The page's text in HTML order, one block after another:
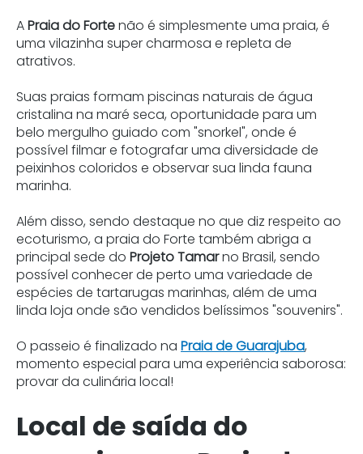
APraia do Fortenão é simplesmente uma praia, é
uma vilazinha super charmosa e repleta de
atrativos.
Suas praias formam piscinas naturais de água
cristalina na maré seca, oportunidade para um
belo mergulho guiado com "snorkel", onde é
possível filmar e fotografar uma diversidade de
peixinhos coloridos e observar sua linda fauna
marinha.
Além disso, sendo destaque no que diz respeito ao
ecoturismo, a praia do Forte também abriga a
principal sede do Projeto Tamarno Brasil, sendo
possível conhecer de perto uma variedade de
espécies de tartarugas marinhas, além de uma
linda loja onde são vendidos belíssimos "souvenirs".
O passeio é finalizado na Praia de Guarajuba,
momento especial para uma experiência saborosa:
provar da culinária local!
Local de saída do